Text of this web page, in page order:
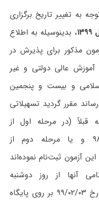
، بدینوسیله به اطلاع
مذکور برای پذیرش در
عالی دولتی و غیر
و بیست و پنجمین
مقرر گردید تسهیلاتی
قبلاً (در مرحله اول از
تاریخ ۹۸/۰۹/۱۶ لغایت ۹۸/۰۹/۲۸ و یا مرحله دوم از
۱۱/۱۴ لغایت ۹۸/۱۱/۱۶) در این آزمون ثبت‌نام نموده‌اند
آنها از
روز دوشنبه
بر روی پایگاه